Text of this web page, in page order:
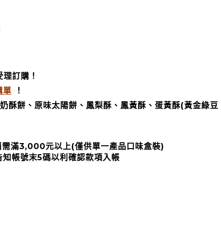
訂購！
單 ！
酥餅、原味太陽餅、鳳梨酥、鳳黃酥、蛋黃酥(黃金綠
滿3,000元以上(僅供單一產品口味盒裝)
帳號末5碼以利確認款項入帳